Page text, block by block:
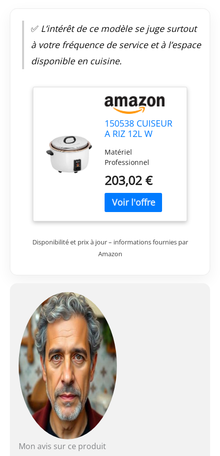
✅ L’intérêt de ce modèle se juge surtout
à votre fréquence de service et à l’espace
disponible en cuisine.
150538 CUISEUR
A RIZ 12L W
Matériel
Professionnel
203,02 €
Disponibilité et prix à jour – informations fournies par
Amazon
Mon avis sur ce produit